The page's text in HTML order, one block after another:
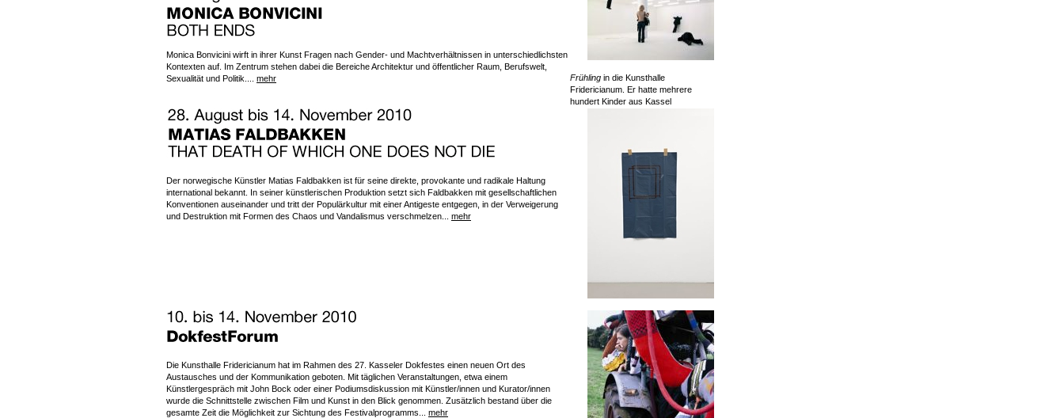
Monica Bonvicini wirft in ihrer Kunst Fragen nach Gender- und Machtverhältnissen in unterschiedlichsten
Kontexten auf. Im Zentrum stehen dabei die Bereiche Architektur und öffentlicher Raum, Berufswelt,
Sexualität und Politik.... mehr
Der norwegische Künstler Matias Faldbakken ist für seine direkte, provokante und radikale Haltung
international bekannt. In seiner künstlerischen Produktion setzt sich Faldbakken mit gesellschaftlichen
Konventionen auseinander und tritt der Populärkultur mit einer Antigeste entgegen, in der Verweigerung
und Destruktion mit Formen des Chaos und Vandalismus verschmelzen... mehr
Die Kunsthalle Fridericianum hat im Rahmen des 27. Kasseler Dokfestes einen neuen Ort des
Austausches und der Kommunikation geboten. Mit täglichen Veranstaltungen, etwa einem
Künstlergespräch mit John Bock oder einer Podiumsdiskussion mit Künstler/innen und Kurator/innen
wurde die Schnittstelle zwischen Film und Kunst in den Blick genommen. Zusätzlich bestand über die
gesamte Zeit die Möglichkeit zur Sichtung des Festivalprogramms... mehr
Frühling in die Kunsthalle
Fridericianum. Er hatte mehrere
hundert Kinder aus Kassel